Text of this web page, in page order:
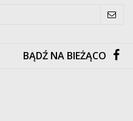
BĄDŹ NA BIEŻĄCO